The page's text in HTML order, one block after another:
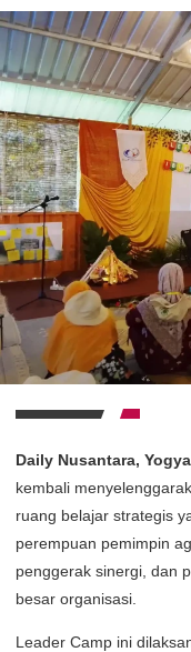
Daily Nusantara,
kembali
ruang belajar strategis
perempuan pemimpin
penggerak sinergi, dan
besar organisasi.
Leader Camp ini